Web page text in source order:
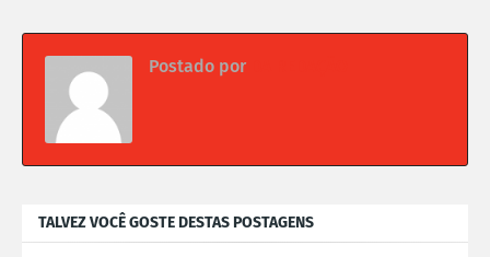
Postado por
TALVEZ VOCÊ GOSTE DESTAS POSTAGENS